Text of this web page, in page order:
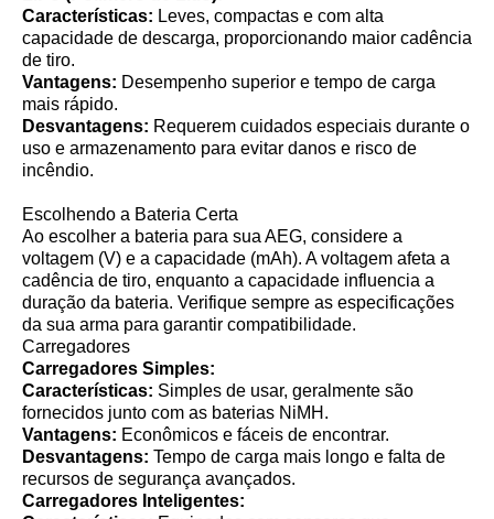
Características: Leves, compactas e com alta
capacidade de descarga, proporcionando maior cadência
de tiro.
Vantagens: Desempenho superior e tempo de carga
mais rápido.
Desvantagens: Requerem cuidados especiais durante o
uso e armazenamento para evitar danos e risco de
incêndio.
Escolhendo a Bateria Certa
Ao escolher a bateria para sua AEG, considere a
voltagem (V) e a capacidade (mAh). A voltagem afeta a
cadência de tiro, enquanto a capacidade influencia a
duração da bateria. Verifique sempre as especificações
da sua arma para garantir compatibilidade.
Carregadores
Carregadores Simples:
Características: Simples de usar, geralmente são
fornecidos junto com as baterias NiMH.
Vantagens: Econômicos e fáceis de encontrar.
Desvantagens: Tempo de carga mais longo e falta de
recursos de segurança avançados.
Carregadores Inteligentes: